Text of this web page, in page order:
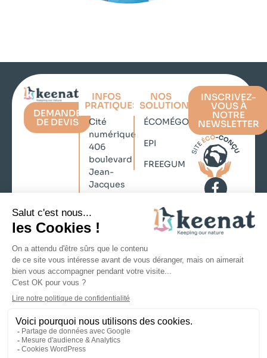
DEMANDE
DE DEVIS
INFOS
PRATIQUES
Cité
numérique
406
boulevard
Jean-
Jacques
Bègles
contact@keenat.com
+33 (0)5
57 35 73
NOS
SOLUTIONS
ÉCOMÉGOT
EPI
FREEGUM
INSCRIVEZ-
VOUS À
NOTRE
NEWSLETTER
No Result
Copyright © 2026 KEENAT, Tous droits
Mentions légales
Politique de confidentialité
CGV